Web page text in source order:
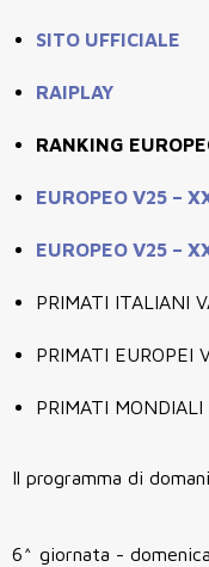
SITO UFFICIALE
RAIPLAY
RANKING
EUROPEO V25 –
EUROPEO V25 –
PRIMATI ITALIANI
PRIMATI EUROPEI
PRIMATI MONDIALI
Il programma di domani
6^ giornata -